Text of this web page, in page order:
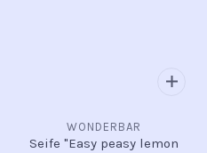
WONDERBAR
Seife "Easy peasy lemon